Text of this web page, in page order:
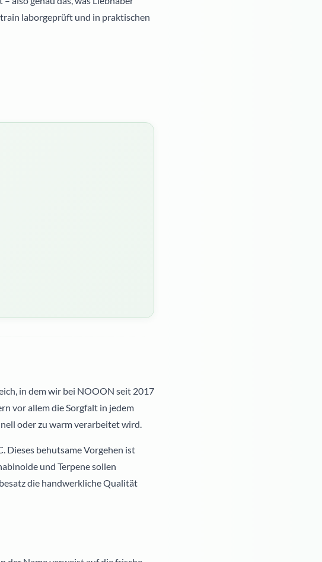
laborgeprüft und in praktischen
in dem wir bei NOOON seit 2017
vor allem die Sorgfalt in jedem
oder zu warm verarbeitet wird.
Dieses behutsame Vorgehen ist
und Terpene sollen
die handwerkliche Qualität